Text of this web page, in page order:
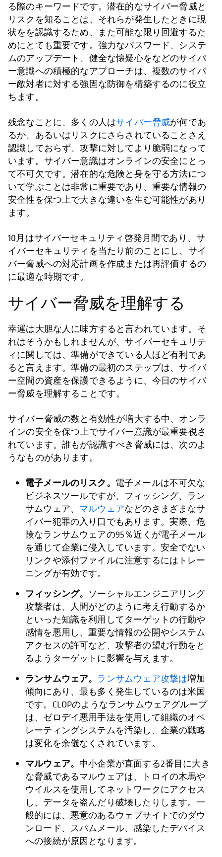
る際のキーワードです。潜在的なサイバー脅威と
リスクを知ることは、それらが発生したときに現
状をを認識するため、また可能な限り回避するた
めにとても重要です。強力なパスワード、システ
ムのアップデート、健全な懐疑心をなどのサイバ
ー意識への積極的なアプローチは、複数のサイバ
ー敵対者に対する強固な防御を構築するのに役立
ちます。
残念なことに、多くの人はサイバー脅威が何であ
るか、あるいはリスクにさらされていることさえ
認識しておらず、攻撃に対してより脆弱になって
います。サイバー意識はオンラインの安全にとっ
て不可欠です。潜在的な危険と身を守る方法につ
いて学ぶことは非常に重要であり、重要な情報の
安全性を保つ上で大きな違いを生む可能性があり
ます。
10月はサイバーセキュリティ啓発月間であり、サ
イバーセキュリティを当たり前のことにし、サイ
バー脅威への対応計画を作成または再評価するの
に最適な時期です。
サイバー脅威を理解する
幸運は大胆な人に味方すると言われています。そ
れはそうかもしれませんが、サイバーセキュリテ
ィに関しては、準備ができている人ほど有利であ
ると言えます。準備の最初のステップは、サイバ
ー空間の資産を保護できるように、今日のサイバ
ー脅威を理解することです。
サイバー脅威の数と有効性が増大する中、オンラ
インの安全を保つ上でサイバー意識が最重要視さ
れています。誰もが認識すべき脅威には、次のよ
うなものがあります。
電子メールのリスク。 電子メールは不可欠な
ビジネスツールですが、フィッシング、ラン
サムウェア、 マルウェアなどのさまざまなサ
イバー犯罪の入り口でもあります。実際、危
険なランサムウェアの95％近くが電子メール
を通じて企業に侵入しています。安全でない
リンクや添付ファイルに注意するにはトレー
ニングが有効です。
フィッシング。 ソーシャルエンジニアリング
攻撃者は、人間がどのように考え行動するか
といった知識を利用してターゲットの行動や
感情を悪用し、重要な情報の公開やシステム
アクセスの許可など、攻撃者の望む行動をと
るようターゲットに影響を与えます。
ランサムウェア。 ランサムウェア攻撃は増加
傾向にあり、最も多く発生しているのは米国
です。CLOPのようなランサムウェアグループ
は、ゼロデイ悪用手法を使用して組織のオペ
レーティングシステムを汚染し、企業の戦略
は変化を余儀なくされています。
マルウェア。 中小企業が直面する2番目に大き
な脅威であるマルウェアは、トロイの木馬や
ウイルスを使用してネットワークにアクセス
し、データを盗んだり破壊したりします。一
般的には、悪意のあるウェブサイトでのダウ
ンロード、スパムメール、感染したデバイス
への接続が原因となります。